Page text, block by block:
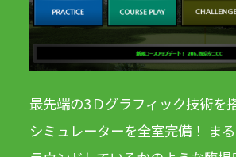
最先端の3Ｄグラフィック技術を
シミュレーターを全室完備！ ま